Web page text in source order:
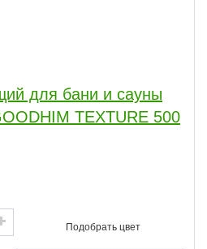
для бани и сауны
TEXTURE 500